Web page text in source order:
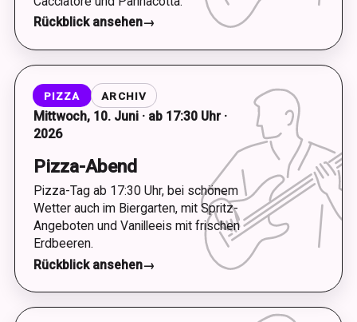
Rückblick ansehen→
PIZZA ARCHIV
Mittwoch, 10. Juni · ab 17:30 Uhr ·
2026
Pizza-Abend
Pizza-Tag ab 17:30 Uhr, bei schönem
Wetter auch im Biergarten, mit Spritz-
Angeboten und Vanilleeis mit frischen
Erdbeeren.
Rückblick ansehen→